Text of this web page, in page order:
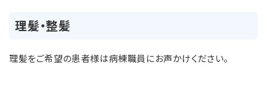
理髪・整髪
理髪をご希望の患者様は病棟職員にお声かけください。